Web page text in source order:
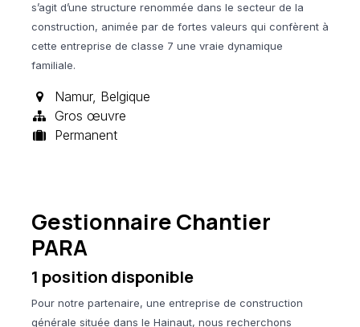
s’agit d’une structure renommée dans le secteur de la
construction, animée par de fortes valeurs qui confèrent à
cette entreprise de classe 7 une vraie dynamique
familiale.
Namur, Belgique
Gros œuvre
Permanent
Gestionnaire Chantier
PARA
1 position disponible
Pour notre partenaire, une entreprise de construction
générale située dans le Hainaut, nous recherchons